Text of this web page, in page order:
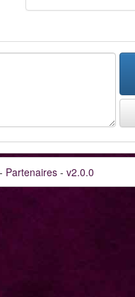
Partenaires- v2.0.0